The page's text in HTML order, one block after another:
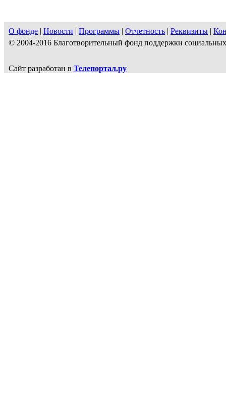
О фонде | Новости | Программы | Отчетность | Реквизиты |
© 2004-2016 Благотворительный фонд поддержки
Сайт разработан в Телепортал.ру